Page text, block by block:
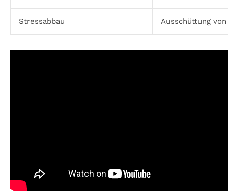
Stressabbau Ausschüttung